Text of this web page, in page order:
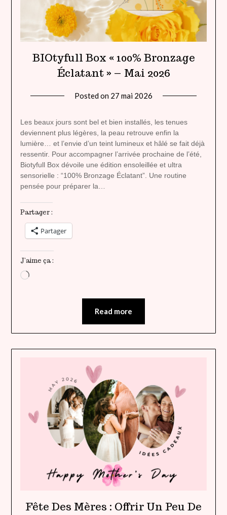
BIOtyfull Box « 100% Bronzage
Éclatant » – Mai 2026
Posted on 27 mai 2026
heavenly
Les beaux jours sont bel et bien installés, les tenues
deviennent plus légères, la peau retrouve enfin la
lumière… et l’envie d’un teint lumineux et hâlé se fait déjà
ressentir. Pour accompagner l’arrivée prochaine de l’été,
Biotyfull Box dévoile une édition ensoleillée et ultra
sensorielle : “100% Bronzage Éclatant”. Une routine
pensée pour préparer la…
Partager :
Partager
J’aime ça :
Chargement…
Read more
Fête Des Mères : Offrir Un Peu De